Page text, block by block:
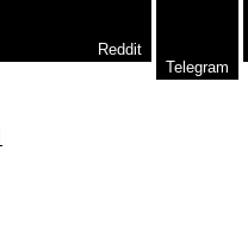
Reddit
Telegram